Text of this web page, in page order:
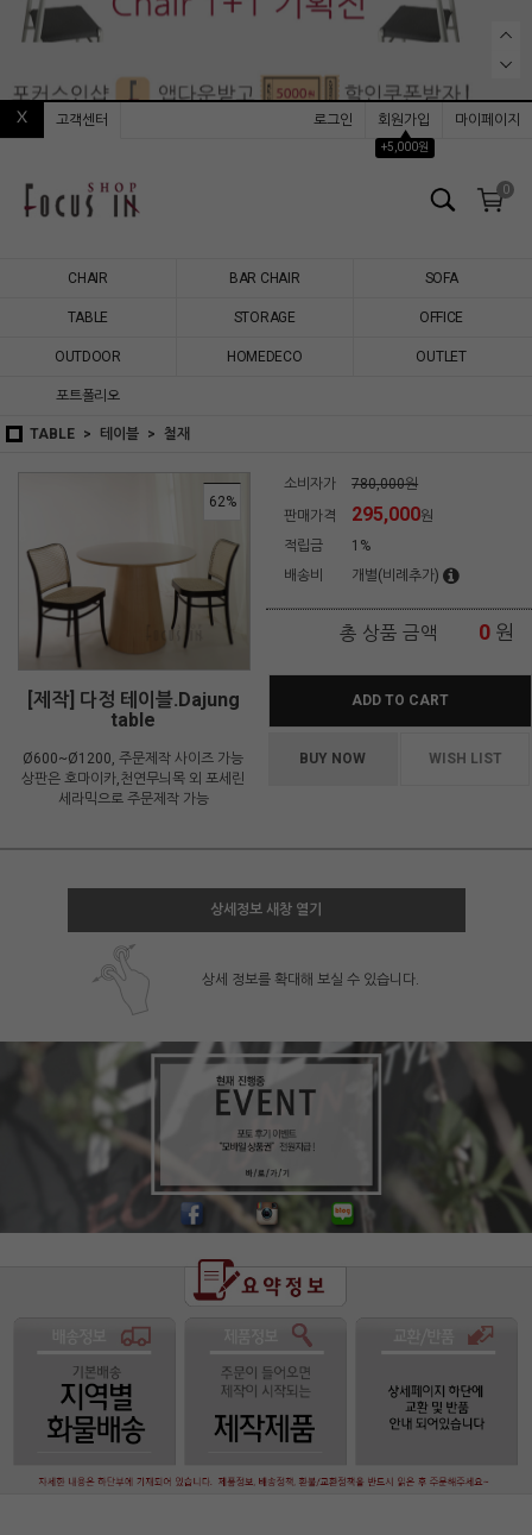
고객센터 로그인
회원가입
▲
+5,000원
마이페이지
0
CHAIR BAR CHAIR SOFA
TABLE STORAGE OFFICE
OUTDOOR HOMEDECO OUTLET
포트폴리오
TABLE 테이블 철재
62%
[제작] 다정 테이블.Dajung
table
Ø600~Ø1200, 주문제작 사이즈 가능
상판은 호마이카,천연무늬목 외 포세린
세라믹으로 주문제작 가능
소비자가
780,000원
판매가격
295,000원
적립금
1%
배송비
개별(비례추가)
총 상품 금액 0 원
ADD TO CART
BUY NOW WISH LIST
상세정보 새창 열기
상세 정보를 확대해 보실 수 있습니다.